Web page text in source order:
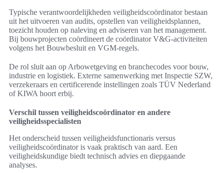
Typische verantwoordelijkheden veiligheidscoördinator bestaan
uit het uitvoeren van audits, opstellen van veiligheidsplannen,
toezicht houden op naleving en adviseren van het management.
Bij bouwprojecten coördineert de coördinator V&G-activiteiten
volgens het Bouwbesluit en VGM-regels.
De rol sluit aan op Arbowetgeving en branchecodes voor bouw,
industrie en logistiek. Externe samenwerking met Inspectie SZW,
verzekeraars en certificerende instellingen zoals TÜV Nederland
of KIWA hoort erbij.
Verschil tussen veiligheidscoördinator en andere
veiligheidsspecialisten
Het onderscheid tussen veiligheidsfunctionaris versus
veiligheidscoördinator is vaak praktisch van aard. Een
veiligheidskundige biedt technisch advies en diepgaande
analyses.